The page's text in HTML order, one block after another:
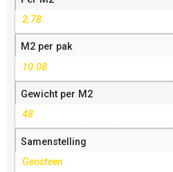
2.78
M2 per pak
10.08
Gewicht per M2
48
Samenstelling
Geosteen